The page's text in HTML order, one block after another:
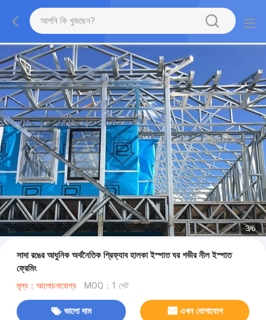
3/6
সাদা রঙের আধুনিক অর্থনৈতিক প্রিফ্যাব হালকা ইস্পাত ঘর গভীর নীল ইস্পাত
ফ্রেমিং
মূল্য：আলোচনাযোগ্য MOQ：1 সেট
ভালো দাম এখন যোগাযোগ